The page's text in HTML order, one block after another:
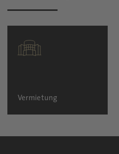
Vermietung